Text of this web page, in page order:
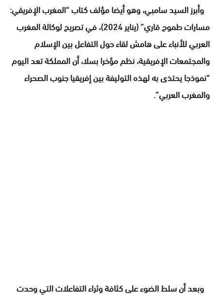
وأبرز السيد سامبي، وهو أيضا مؤلف كتاب “المغرب الإفريقي:
مسارات طموح قاري” (يناير 2024)، في تصريح لوكالة المغرب
العربي للأنباء على هامش لقاء حول التفاعل بين الإسلام
والمجتمعات الإفريقية، نظم مؤخرا بسلا، أن المملكة تعد اليوم
“نموذجا يحتذى به لهذه التوليفة بين إفريقيا جنوب الصحراء
والمغرب العربي”.
وبعد أن سلط الضوء على كثافة وثراء التفاعلات التي وحدت